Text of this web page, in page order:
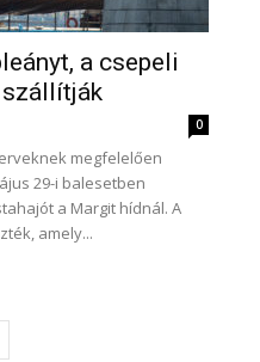
a csepeli
0
megfelelően
29-i balesetben
a Margit hídnál. A
amely...